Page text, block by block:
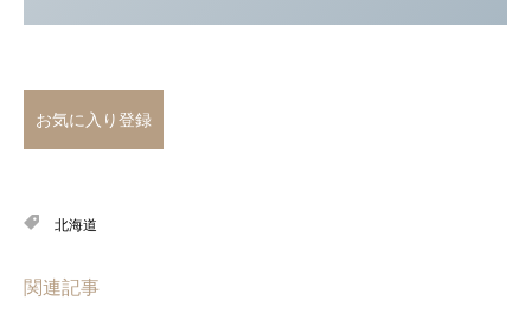
お気に入り登録
北海道
関連記事